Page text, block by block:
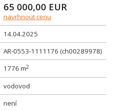
65 000,00 EUR
navrhnout cenu
14.04.2025
AR-0553-1111176 (ch00289978)
1776 m2
vodovod
není